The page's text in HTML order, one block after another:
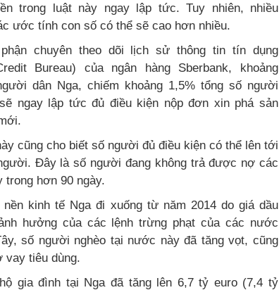
trong luật này ngay lập tức. Tuy nhiên, nhiều
ước tính con số có thể sẽ cao hơn nhiều.
chuyên theo dõi lịch sử thông tin tín dụng
Bureau) của ngân hàng Sberbank, khoảng
dân Nga, chiếm khoảng 1,5% tổng số người
ngay lập tức đủ điều kiện nộp đơn xin phá sản
cũng cho biết số người đủ điều kiện có thể lên tới
Đây là số người đang không trả được nợ các
trong hơn 90 ngày.
kinh tế Nga đi xuống từ năm 2014 do giá dầu
hưởng của các lệnh trừng phạt của các nước
số người nghèo tại nước này đã tăng vọt, cũng
vay tiêu dùng.
gia đình tại Nga đã tăng lên 6,7 tỷ euro (7,4 tỷ